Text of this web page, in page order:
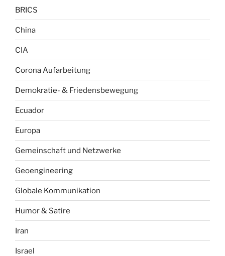
BRICS
China
CIA
Corona Aufarbeitung
Demokratie- & Friedensbewegung
Ecuador
Europa
Gemeinschaft und Netzwerke
Geoengineering
Globale Kommunikation
Humor & Satire
Iran
Israel